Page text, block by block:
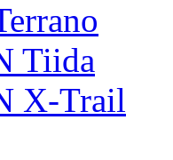
Tiida
X-Trail